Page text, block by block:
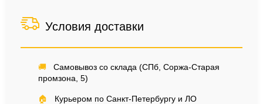
Условия доставки
🚚
Самовывоз со склада (СПб, Соржа-Старая
промзона, 5)
🏠 Курьером по Санкт-Петербургу и ЛО